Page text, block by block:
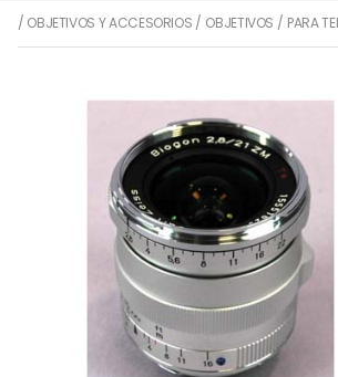
/ OBJETIVOS Y ACCESORIOS / OBJETIVOS / PARA